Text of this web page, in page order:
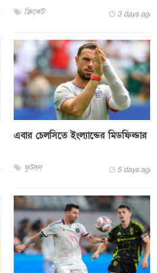
ক্রিকেট 3 days ago
এবার চেলসিতে ইংল্যান্ডের মিডফিল্ডার
ফুটবল 5 days ago